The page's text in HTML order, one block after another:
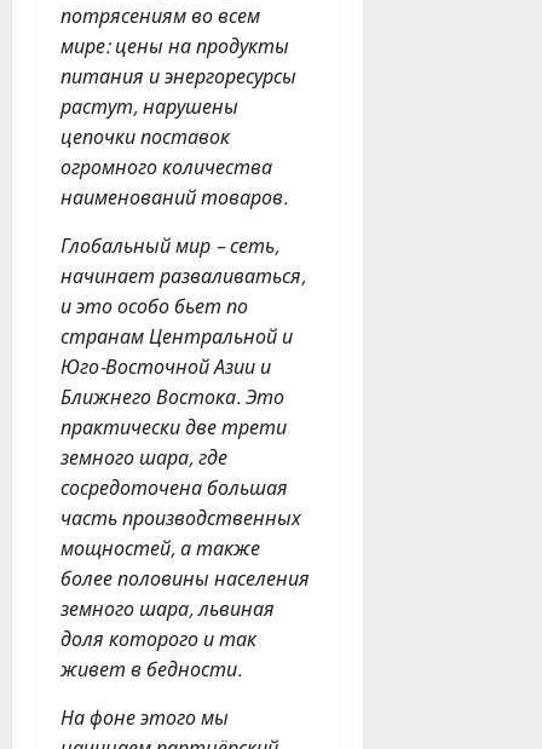
потрясениям во всем
мире: цены на продукты
питания и энергоресурсы
растут, нарушены
цепочки поставок
огромного количества
наименований товаров.
Глобальный мир – сеть,
начинает разваливаться,
и это особо бьет по
странам Центральной и
Юго-Восточной Азии и
Ближнего Востока. Это
практически две трети
земного шара, где
сосредоточена большая
часть производственных
мощностей, а также
более половины населения
земного шара, львиная
доля которого и так
живет в бедности.
На фоне этого мы